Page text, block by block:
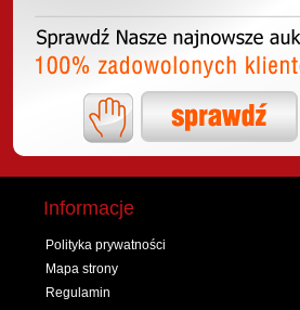
Informacje
Polityka prywatności
Mapa strony
Regulamin